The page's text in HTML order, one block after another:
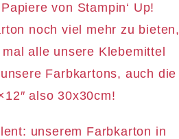
von Stampin‘ Up!
noch viel mehr zu bieten,
alle unsere Klebemittel
Farbkartons, auch die
also 30x30cm!
unserem Farbkarton in